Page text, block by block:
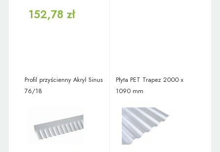
152,78 zł
Profil przyścienny Akryl Sinus
76/18
Płyta PET Trapez 2000 x
1090 mm